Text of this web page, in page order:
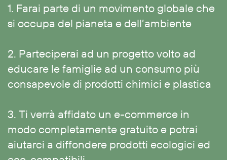
1. Farai parte di un movimento globale che ​
si occupa del pianeta e dell’ambiente
2. Parteciperai ad un progetto volto ad ​
educare le famiglie ad un consumo più ​
consapevole di prodotti chimici e plastica
3. Ti verrà affidato un e-commerce in
modo ​completamente gratuito e potrai
aiutarci a ​diffondere prodotti ecologici ed